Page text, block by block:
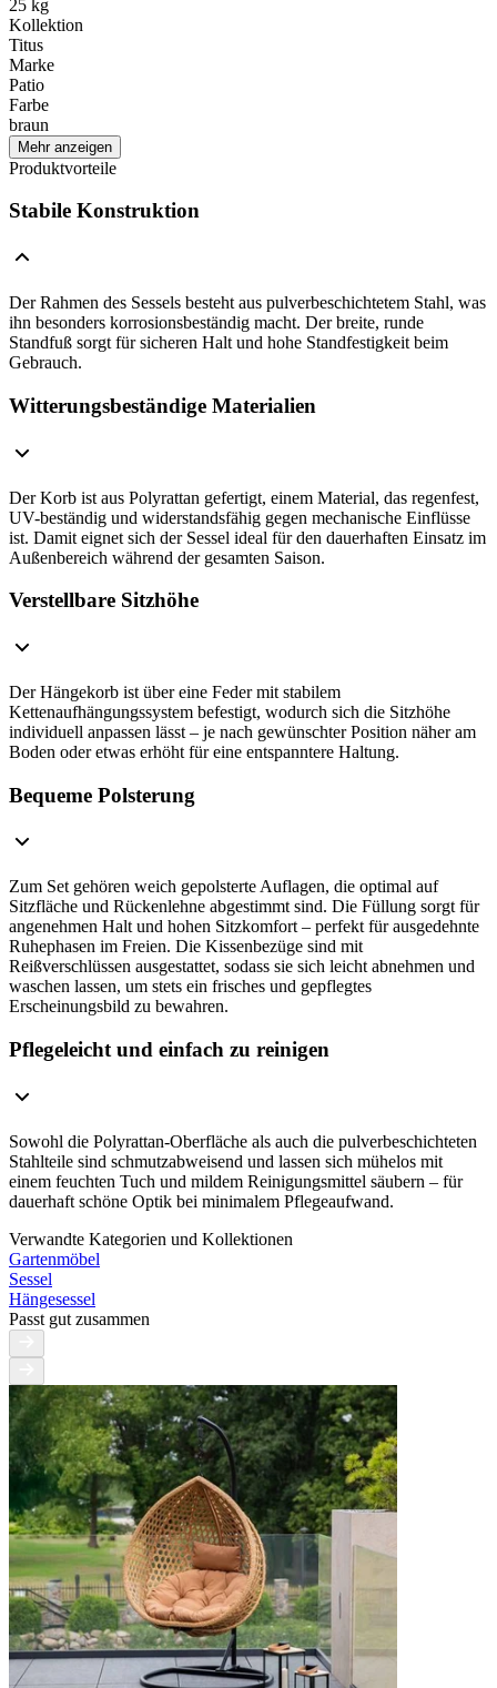
25 kg
Kollektion
Titus
Marke
Patio
Farbe
braun
Mehr anzeigen
Produktvorteile
Stabile Konstruktion
Der Rahmen des Sessels besteht aus pulverbeschichtetem Stahl, was
ihn besonders korrosionsbeständig macht. Der breite, runde
Standfuß sorgt für sicheren Halt und hohe Standfestigkeit beim
Gebrauch.
Witterungsbeständige Materialien
Der Korb ist aus Polyrattan gefertigt, einem Material, das regenfest,
UV-beständig und widerstandsfähig gegen mechanische Einflüsse
ist. Damit eignet sich der Sessel ideal für den dauerhaften Einsatz im
Außenbereich während der gesamten Saison.
Verstellbare Sitzhöhe
Der Hängekorb ist über eine Feder mit stabilem
Kettenaufhängungssystem befestigt, wodurch sich die Sitzhöhe
individuell anpassen lässt – je nach gewünschter Position näher am
Boden oder etwas erhöht für eine entspanntere Haltung.
Bequeme Polsterung
Zum Set gehören weich gepolsterte Auflagen, die optimal auf
Sitzfläche und Rückenlehne abgestimmt sind. Die Füllung sorgt für
angenehmen Halt und hohen Sitzkomfort – perfekt für ausgedehnte
Ruhephasen im Freien. Die Kissenbezüge sind mit
Reißverschlüssen ausgestattet, sodass sie sich leicht abnehmen und
waschen lassen, um stets ein frisches und gepflegtes
Erscheinungsbild zu bewahren.
Pflegeleicht und einfach zu reinigen
Sowohl die Polyrattan-Oberfläche als auch die pulverbeschichteten
Stahlteile sind schmutzabweisend und lassen sich mühelos mit
einem feuchten Tuch und mildem Reinigungsmittel säubern – für
dauerhaft schöne Optik bei minimalem Pflegeaufwand.
Verwandte Kategorien und Kollektionen
Gartenmöbel
Sessel
Hängesessel
Passt gut zusammen